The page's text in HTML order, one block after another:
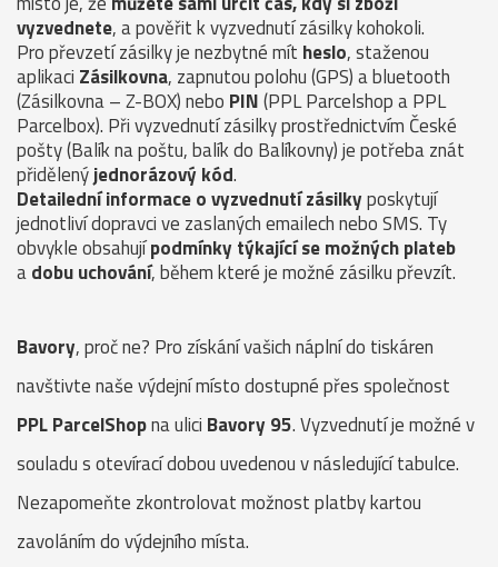
vyzvednete, a pověřit k vyzvednutí zásilky kohokoli.
Pro převzetí zásilky je nezbytné mít heslo, staženou
aplikaci Zásilkovna, zapnutou polohu (GPS) a bluetooth
(Zásilkovna – Z-BOX) nebo PIN(PPL Parcelshop a PPL
Parcelbox). Při vyzvednutí zásilky prostřednictvím České
pošty (Balík na poštu, balík do Balíkovny) je potřeba znát
přidělenýjednorázový kód.
Detailední informace o vyzvednutí zásilkyposkytují
jednotliví dopravci ve zaslaných emailech nebo SMS. Ty
obvykle obsahujípodmínky týkající se možných plateb
adobu uchování, během které je možné zásilku převzít.
Bavory, proč ne? Pro získání vašich náplní do tiskáren
navštivte naše výdejní místo dostupné přes společnost
PPL ParcelShopna ulici Bavory 95. Vyzvednutí je možné v
souladu s otevírací dobou uvedenou v následující tabulce.
Nezapomeňte zkontrolovat možnost platby kartou
zavoláním do výdejního místa.